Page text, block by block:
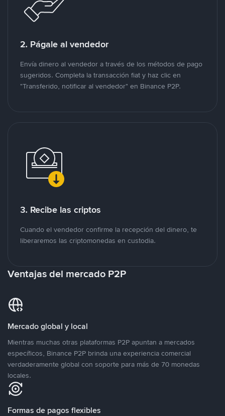
2. Págale al vendedor
Envía dinero al vendedor a través de los métodos de pago
sugeridos. Completa la transacción fiat y haz clic en
"Transferido, notificar al vendedor" en Binance P2P.
3. Recibe las criptos
Cuando el vendedor confirme la recepción del dinero, te
liberaremos las criptomonedas en custodia.
Ventajas del mercado P2P
Mercado global y local
Mientras muchas otras plataformas P2P apuntan a mercados
específicos, Binance P2P brinda una experiencia comercial
verdaderamente global con soporte para más de 70 monedas
locales.
Formas de pagos flexibles